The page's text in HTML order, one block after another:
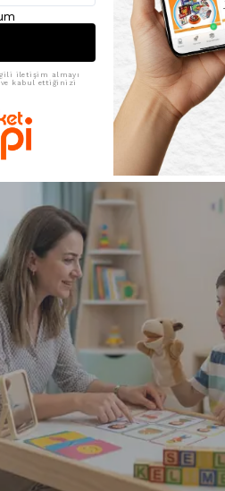
Duyusal Problemler
November 16, 2024
iletişim almayı
kabul ettiğinizi